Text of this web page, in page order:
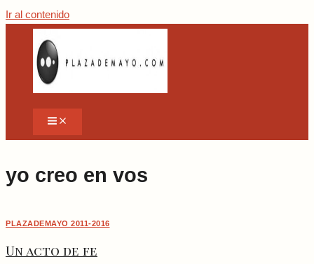
Ir al contenido
yo creo en vos
PLAZADEMAYO 2011-2016
Un acto de fe